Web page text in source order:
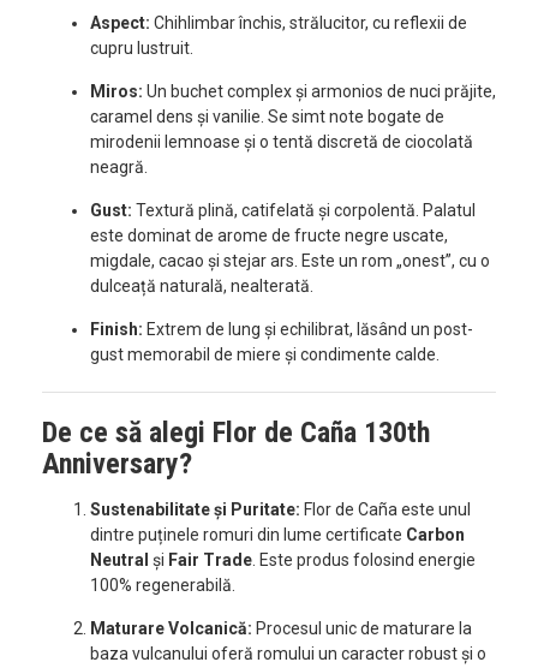
Aspect: Chihlimbar închis, strălucitor, cu reflexii de
cupru lustruit.
Miros: Un buchet complex și armonios de nuci prăjite,
caramel dens și vanilie. Se simt note bogate de
mirodenii lemnoase și o tentă discretă de ciocolată
neagră.
Gust: Textură plină, catifelată și corpolentă. Palatul
este dominat de arome de fructe negre uscate,
migdale, cacao și stejar ars. Este un rom „onest”, cu o
dulceață naturală, nealterată.
Finish: Extrem de lung și echilibrat, lăsând un post-
gust memorabil de miere și condimente calde.
De ce să alegi Flor de Caña 130th
Anniversary?
Sustenabilitate și Puritate: Flor de Caña este unul
dintre puținele romuri din lume certificate Carbon
Neutral și Fair Trade. Este produs folosind energie
100% regenerabilă.
Maturare Volcanică: Procesul unic de maturare la
baza vulcanului oferă romului un caracter robust și o